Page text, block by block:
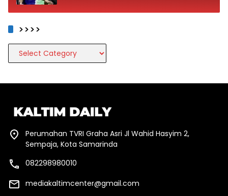
>>>>
>>>>
Perumahan TVRI Graha Asri Jl Wahid Hasyim 2,
Sempaja, Kota Samarinda
082298980010
mediakaltimcenter@gmail.com